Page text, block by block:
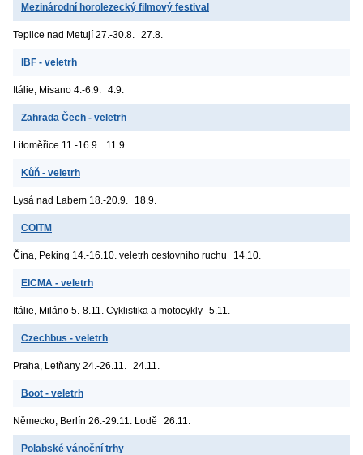
Mezinárodní horolezecký filmový festival
Teplice nad Metují 27.-30.8. 27.8.
IBF - veletrh
Itálie, Misano 4.-6.9. 4.9.
Zahrada Čech - veletrh
Litoměřice 11.-16.9. 11.9.
Kůň - veletrh
Lysá nad Labem 18.-20.9. 18.9.
COITM
Čína, Peking 14.-16.10. veletrh cestovního ruchu 14.10.
EICMA - veletrh
Itálie, Miláno 5.-8.11. Cyklistika a motocykly 5.11.
Czechbus - veletrh
Praha, Letňany 24.-26.11. 24.11.
Boot - veletrh
Německo, Berlín 26.-29.11. Lodě 26.11.
Polabské vánoční trhy